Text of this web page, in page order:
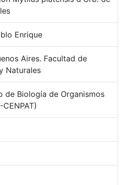
Enrique
Aires. Facultad de
Naturales
de Biología de Organismos